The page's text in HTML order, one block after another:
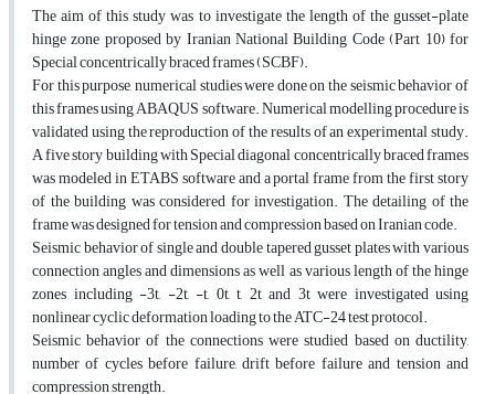
The aim of this study was to investigate the length of the gusset-plate
hinge zone proposed by Iranian National Building Code (Part 10) for
Special concentrically braced frames (SCBF).
For this purpose, numerical studies were done on the seismic behavior of
this frames using ABAQUS software. Numerical modelling procedure is
validated using the reproduction of the results of an experimental study.
A five story building with Special diagonal concentrically braced frames
was modeled in ETABS software and a portal frame from the first story
of the building was considered for investigation. The detailing of the
frame was designed for tension and compression based on Iranian code.
Seismic behavior of single and double tapered gusset plates with various
connection angles and dimensions as well as various length of the hinge
zones including -3t, -2t, -t, 0t, t, 2t and 3t were investigated using
nonlinear cyclic deformation loading to the ATC-24 test protocol.
Seismic behavior of the connections were studied based on ductility,
number of cycles before failure, drift before failure and tension and
compression strength.